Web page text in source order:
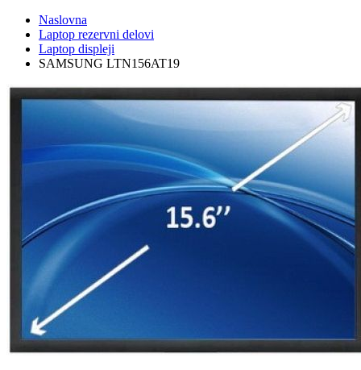
Naslovna
Laptop rezervni delovi
Laptop displeji
SAMSUNG LTN156AT19